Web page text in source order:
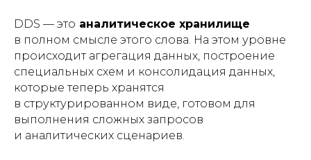
DDS — это аналитическое хранилище
в полном смысле этого слова. На этом уровне
происходит агрегация данных, построение
специальных схем и консолидация данных,
которые теперь хранятся
в структурированном виде, готовом для
выполнения сложных запросов
и аналитических сценариев.